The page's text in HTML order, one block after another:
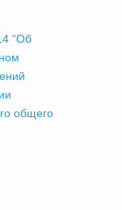
“Об
общего